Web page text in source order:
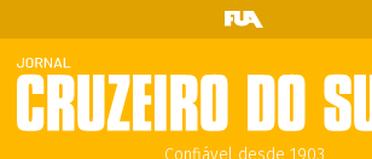
Confiável desde 1903.